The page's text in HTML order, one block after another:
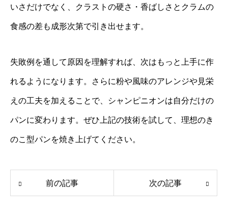
いさだけでなく、クラストの硬さ・香ばしさとクラムの
食感の差も成形次第で引き出せます。
失敗例を通して原因を理解すれば、次はもっと上手に作
れるようになります。さらに粉や風味のアレンジや見栄
えの工夫を加えることで、シャンピニオンは自分だけの
パンに変わります。ぜひ上記の技術を試して、理想のき
のこ型パンを焼き上げてください。
前の記事 次の記事